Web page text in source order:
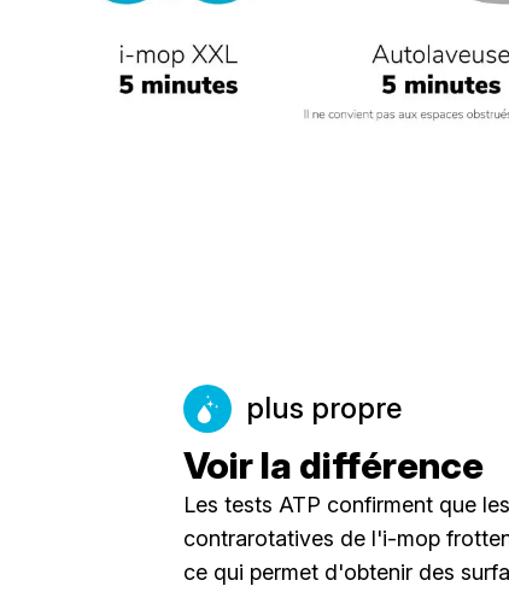
plus propre
Voir la différence
Les tests ATP confirment que
contrarotatives de l'i-mop
ce qui permet d'obtenir des